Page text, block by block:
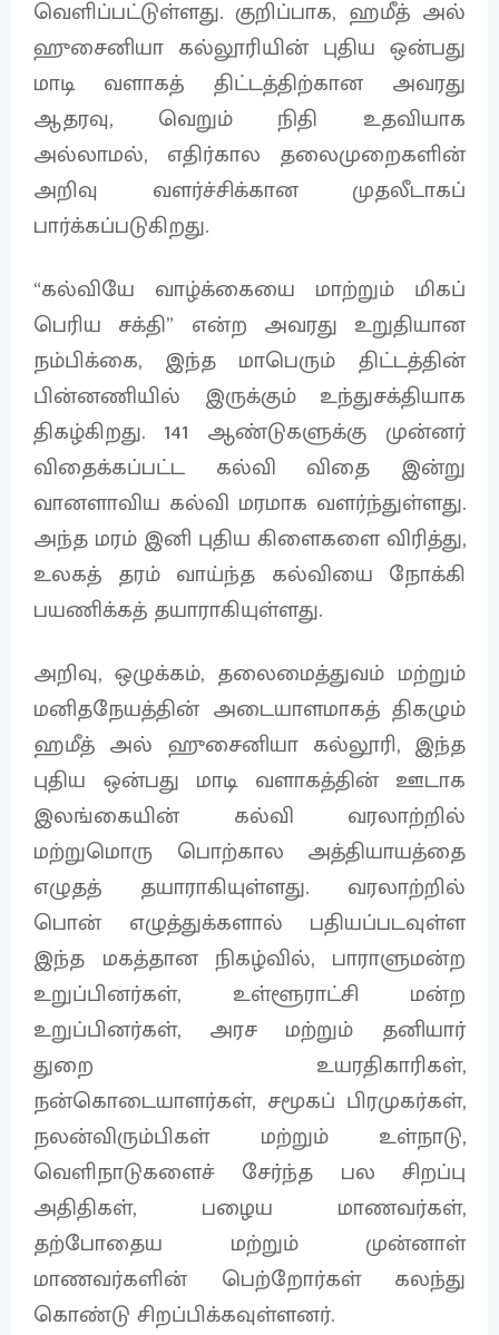
வெளிப்பட்டுள்ளது. குறிப்பாக, ஹமீத் அல்
ஹுசைனியா கல்லூரியின் புதிய ஒன்பது
மாடி வளாகத் திட்டத்திற்கான அவரது
ஆதரவு, வெறும் நிதி உதவியாக
அல்லாமல், எதிர்கால தலைமுறைகளின்
அறிவு வளர்ச்சிக்கான முதலீடாகப்
பார்க்கப்படுகிறது.
“கல்வியே வாழ்க்கையை மாற்றும் மிகப்
பெரிய சக்தி” என்ற அவரது உறுதியான
நம்பிக்கை, இந்த மாபெரும் திட்டத்தின்
பின்னணியில் இருக்கும் உந்துசக்தியாக
திகழ்கிறது. 141 ஆண்டுகளுக்கு முன்னர்
விதைக்கப்பட்ட கல்வி விதை இன்று
வானளாவிய கல்வி மரமாக வளர்ந்துள்ளது.
அந்த மரம் இனி புதிய கிளைகளை விரித்து,
உலகத் தரம் வாய்ந்த கல்வியை நோக்கி
பயணிக்கத் தயாராகியுள்ளது.
அறிவு, ஒழுக்கம், தலைமைத்துவம் மற்றும்
மனிதநேயத்தின் அடையாளமாகத் திகழும்
ஹமீத் அல் ஹுசைனியா கல்லூரி, இந்த
புதிய ஒன்பது மாடி வளாகத்தின் ஊடாக
இலங்கையின் கல்வி வரலாற்றில்
மற்றுமொரு பொற்கால அத்தியாயத்தை
எழுதத் தயாராகியுள்ளது. வரலாற்றில்
பொன் எழுத்துக்களால் பதியப்படவுள்ள
இந்த மகத்தான நிகழ்வில், பாராளுமன்ற
உறுப்பினர்கள், உள்ளூராட்சி மன்ற
உறுப்பினர்கள், அரச மற்றும் தனியார்
துறை உயரதிகாரிகள்,
நன்கொடையாளர்கள், சமூகப் பிரமுகர்கள்,
நலன்விரும்பிகள் மற்றும் உள்நாடு,
வெளிநாடுகளைச் சேர்ந்த பல சிறப்பு
அதிதிகள், பழைய மாணவர்கள்,
தற்போதைய மற்றும் முன்னாள்
மாணவர்களின் பெற்றோர்கள் கலந்து
கொண்டு சிறப்பிக்கவுள்ளனர்.